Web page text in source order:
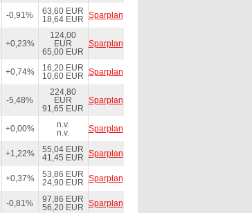
-0,91%
63,60 EUR
18,64 EUR Sparplan
+0,23%
124,00
EUR
65,00 EUR
Sparplan
+0,74%
16,20 EUR
10,60 EUR Sparplan
-5,48%
224,80
EUR
91,65 EUR
Sparplan
+0,00%
n.v.
n.v.
Sparplan
+1,22%
55,04 EUR
41,45 EUR Sparplan
+0,37%
53,86 EUR
24,90 EUR Sparplan
-0,81%
97,86 EUR
56,20 EUR Sparplan